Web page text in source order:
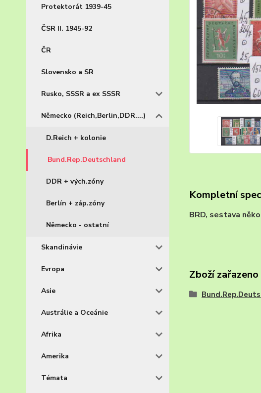
Protektorát 1939-45
ČSR II. 1945-92
ČR
Slovensko a SR
Rusko, SSSR a ex SSSR
Německo (Reich,Berlin,DDR....)
D.Reich + kolonie
Bund.Rep.Deutschland
DDR + vých.zóny
Berlín + záp.zóny
Německo - ostatní
Skandinávie
Evropa
Asie
Austrálie a Oceánie
Afrika
Amerika
Témata
Kompletní
BRD, sestava
Zboží